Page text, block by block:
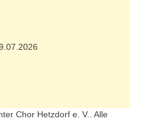
Chor Hetzdorf e. V.. Alle